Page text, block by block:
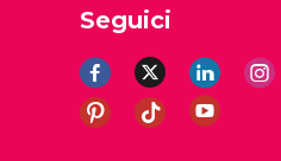
Seguici